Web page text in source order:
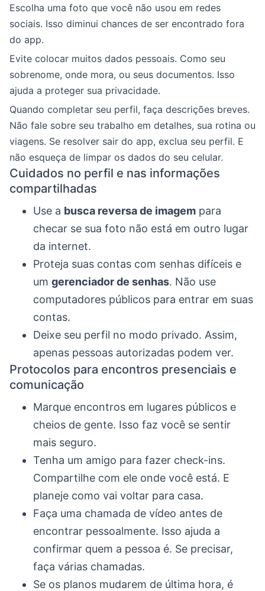
Escolha uma foto que você não usou em redes
sociais. Isso diminui chances de ser encontrado fora
do app.
Evite colocar muitos dados pessoais. Como seu
sobrenome, onde mora, ou seus documentos. Isso
ajuda a proteger sua privacidade.
Quando completar seu perfil, faça descrições breves.
Não fale sobre seu trabalho em detalhes, sua rotina ou
viagens. Se resolver sair do app, exclua seu perfil. E
não esqueça de limpar os dados do seu celular.
Cuidados no perfil e nas informações
compartilhadas
Use a busca reversa de imagem para
checar se sua foto não está em outro lugar
da internet.
Proteja suas contas com senhas difíceis e
um gerenciador de senhas. Não use
computadores públicos para entrar em suas
contas.
Deixe seu perfil no modo privado. Assim,
apenas pessoas autorizadas podem ver.
Protocolos para encontros presenciais e
comunicação
Marque encontros em lugares públicos e
cheios de gente. Isso faz você se sentir
mais seguro.
Tenha um amigo para fazer check-ins.
Compartilhe com ele onde você está. E
planeje como vai voltar para casa.
Faça uma chamada de vídeo antes de
encontrar pessoalmente. Isso ajuda a
confirmar quem a pessoa é. Se precisar,
faça várias chamadas.
Se os planos mudarem de última hora, é